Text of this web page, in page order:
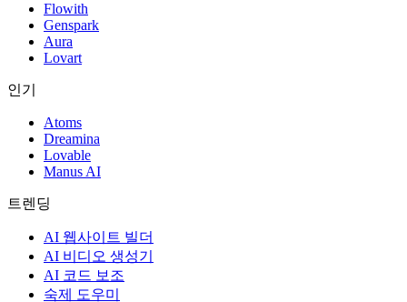
Flowith
Genspark
Aura
Lovart
인기
Atoms
Dreamina
Lovable
Manus AI
트렌딩
AI 웹사이트 빌더
AI 비디오 생성기
AI 코드 보조
숙제 도우미